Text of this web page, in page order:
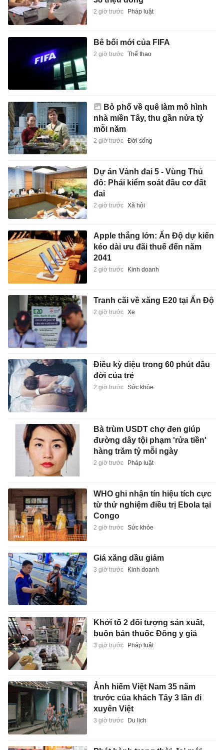
2 giờ trước Pháp luật
Bê bối mới của FIFA
2 giờ trước Thể thao
Bỏ phố về quê làm mô hình
nhà miền Tây, thu gần nửa tỷ
mỗi năm
2 giờ trước Đời sống
Dự án Vành đai 5 - Vùng Thủ
đô: Phải kiểm soát đầu cơ đất
đai
2 giờ trước Xã hội
Apple thắng lớn: Ấn Độ dự kiến
kéo dài ưu đãi thuế đến năm
2041
2 giờ trước Kinh doanh
Tranh cãi về xăng E20 tại Ấn Độ
2 giờ trước Xe
Điều kỳ diệu trong 60 phút đầu
đời của trẻ
2 giờ trước Sức khỏe
Bà trùm USDT chợ đen giúp
đường dây tội phạm 'rửa tiền'
hàng trăm tỷ mỗi ngày
2 giờ trước Pháp luật
WHO ghi nhận tín hiệu tích cực
từ thử nghiệm điều trị Ebola tại
Congo
2 giờ trước Sức khỏe
Giá xăng dầu giảm
3 giờ trước Kinh doanh
Khởi tố 2 đối tượng sản xuất,
buôn bán thuốc Đông y giả
3 giờ trước Pháp luật
Ảnh hiếm Việt Nam 35 năm
trước của khách Tây 3 lần đi
xuyên Việt
3 giờ trước Du lịch